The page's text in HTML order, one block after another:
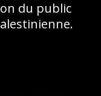
du public